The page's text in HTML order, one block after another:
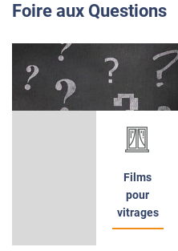
Foire aux Questions
Films
pour
vitrages